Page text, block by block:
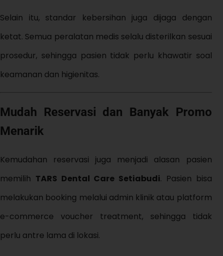
Selain itu, standar kebersihan juga dijaga dengan
ketat. Semua peralatan medis selalu disterilkan sesuai
prosedur, sehingga pasien tidak perlu khawatir soal
keamanan dan higienitas.
Mudah Reservasi dan Banyak Promo
Menarik
Kemudahan reservasi juga menjadi alasan pasien
memilih TARS Dental Care Setiabudi. Pasien bisa
melakukan booking melalui admin klinik atau platform
e-commerce voucher treatment, sehingga tidak
perlu antre lama di lokasi.